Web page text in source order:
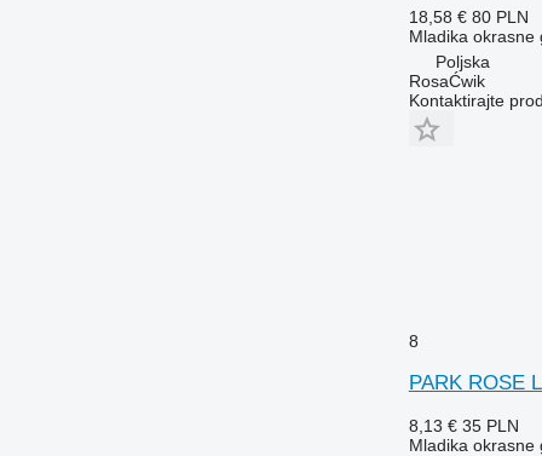
18,58 € 80 PLN
Mladika okrasne
Poljska
RosaĆwik
Kontaktirajte
8
PARK ROSE
8,13 € 35 PLN
Mladika okrasne